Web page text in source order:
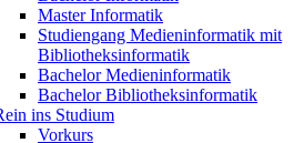
Master Informatik
Studiengang Medieninformatik mit
Bibliotheksinformatik
Bachelor Medieninformatik
Bachelor Bibliotheksinformatik
ins Studium
Vorkurs